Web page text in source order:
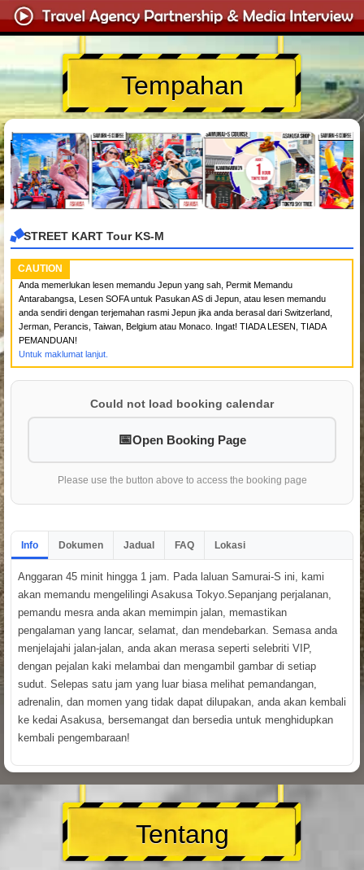
Tempahan
STREET KART Tour KS-M
CAUTION
Anda memerlukan lesen memandu Jepun yang sah, Permit Memandu
Antarabangsa, Lesen SOFA untuk Pasukan AS di Jepun, atau lesen memandu
anda sendiri dengan terjemahan rasmi Jepun jika anda berasal dari Switzerland,
Jerman, Perancis, Taiwan, Belgium atau Monaco. Ingat! TIADA LESEN, TIADA
PEMANDUAN!
Untuk maklumat lanjut.
Could not load booking calendar
Open Booking Page
Please use the button above to access the booking page
Info Dokumen Jadual FAQ Lokasi
Anggaran 45 minit hingga 1 jam. Pada laluan Samurai-S ini, kami
akan memandu mengelilingi Asakusa Tokyo.Sepanjang perjalanan,
pemandu mesra anda akan memimpin jalan, memastikan
pengalaman yang lancar, selamat, dan mendebarkan. Semasa anda
menjelajahi jalan-jalan, anda akan merasa seperti selebriti VIP,
dengan pejalan kaki melambai dan mengambil gambar di setiap
sudut. Selepas satu jam yang luar biasa melihat pemandangan,
adrenalin, dan momen yang tidak dapat dilupakan, anda akan kembali
ke kedai Asakusa, bersemangat dan bersedia untuk menghidupkan
kembali pengembaraan!
Tentang